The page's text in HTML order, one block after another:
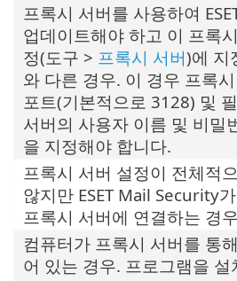
프록시 서버를 사용하여
업데이트해야 하고 이 프록
정(도구 > 프록시 서버)에 지
와 다른 경우. 이 경우 프록
포트(기본적으로 3128) 및
서버의 사용자 이름 및 비밀
을 지정해야 합니다.
프록시 서버 설정이 전체적
않지만 ESET Mail Security
프록시 서버에 연결하는 경우
컴퓨터가 프록시 서버를 통
어 있는 경우. 프로그램을